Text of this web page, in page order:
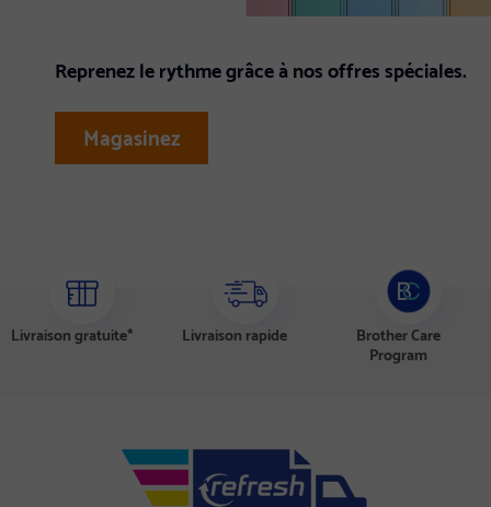
Reprenez le rythme grâce à nos offres spéciales.
Magasinez
Livraison gratuite* Livraison rapide Brother Care
Program